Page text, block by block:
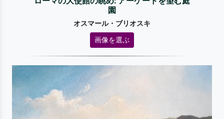
園
オスマール・ブリオスキ
画像を選ぶ